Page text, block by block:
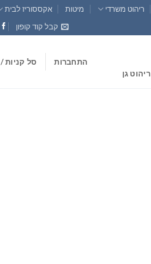
ריהוט משרדי מיטות אקססוריז לבית
קבל קוד קופון
ריהוט גן
התחברות סל קניות /